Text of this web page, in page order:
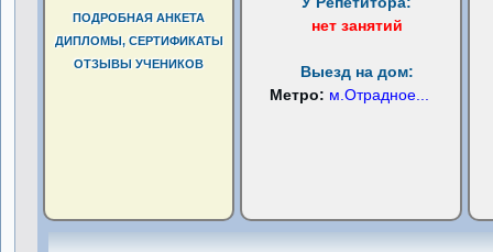
ПОДРОБНАЯ АНКЕТА
ДИПЛОМЫ, СЕРТИФИКАТЫ
ОТЗЫВЫ УЧЕНИКОВ
нет занятий
Выезд на дом:
Метро: м.Отрадное